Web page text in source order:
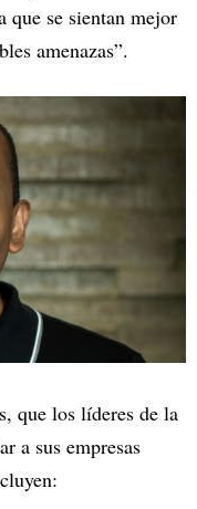
que se sientan mejor
amenazas”.
que los líderes de la
a sus empresas